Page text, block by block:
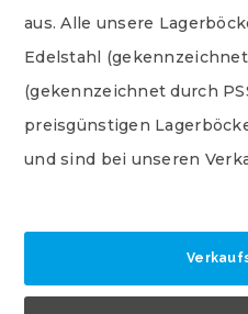
aus. Alle unsere
Edelstahl
(gekennzeichnet durch
preisgünstigen
und sind bei unseren